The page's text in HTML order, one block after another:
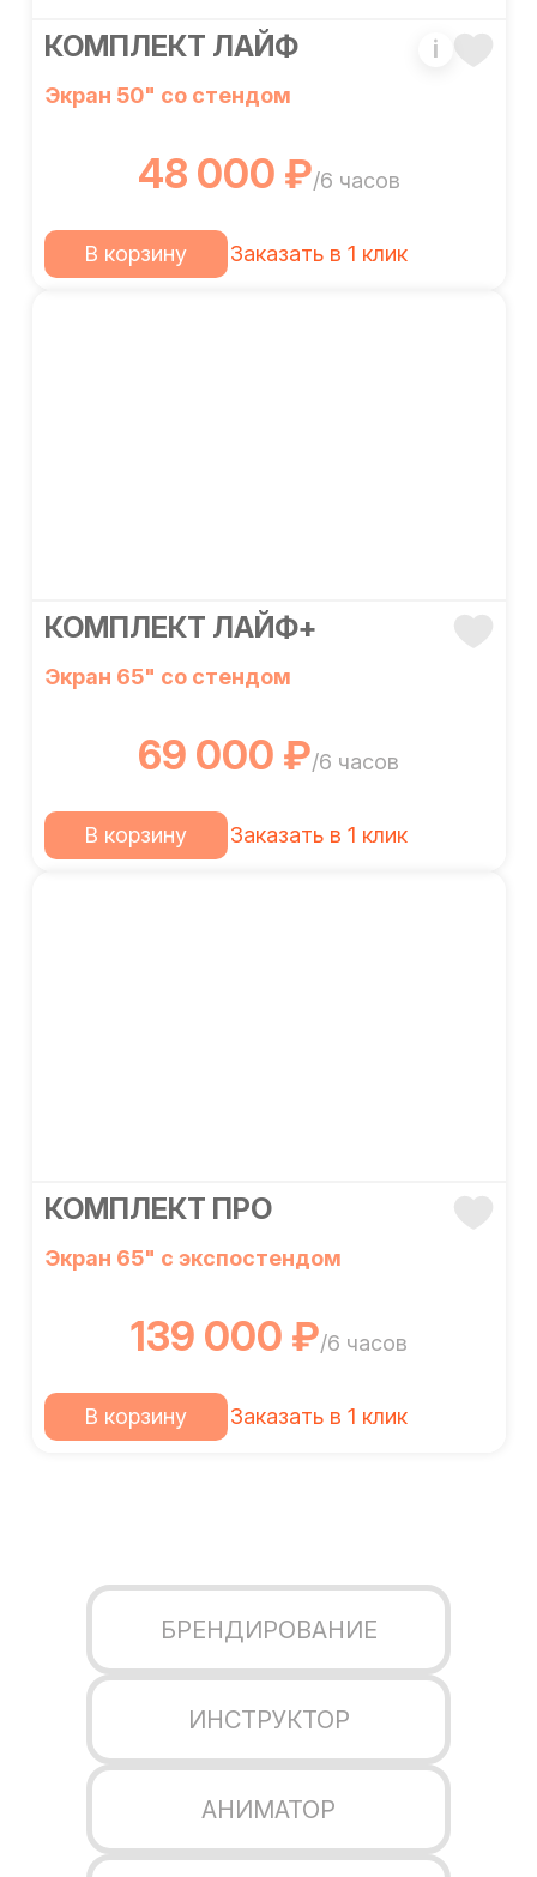
КОМПЛЕКТ ЛАЙФ i
Экран 50" со стендом
48 000 ₽/6 часов
В корзину Заказать в 1 клик
КОМПЛЕКТ ЛАЙФ+
Экран 65" со стендом
69 000 ₽/6 часов
В корзину Заказать в 1 клик
КОМПЛЕКТ ПРО
Экран 65" с экспостендом
139 000 ₽/6 часов
В корзину Заказать в 1 клик
БРЕНДИРОВАНИЕ
ИНСТРУКТОР
АНИМАТОР